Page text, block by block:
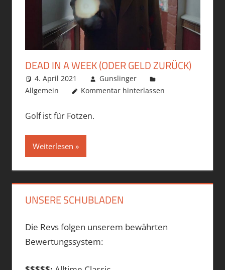
DEAD IN A WEEK (ODER GELD ZURÜCK)
4. April 2021
Gunslinger
Allgemein
Kommentar hinterlassen
Golf ist für Fotzen.
Weiterlesen
UNSERE SCHUBLADEN
Die Revs folgen unserem bewährten
Bewertungssystem: